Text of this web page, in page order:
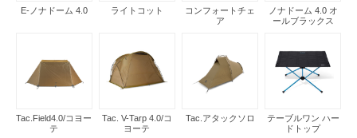
E-ノナドーム 4.0 ライトコット
コンフォートチェ
ア
ノナドーム 4.0 オ
ールブラックス
Tac.Field4.0/コヨー
テ
Tac. V-Tarp 4.0/コ
ヨーテ
Tac.アタックソロ
テーブルワン ハー
ドトップ